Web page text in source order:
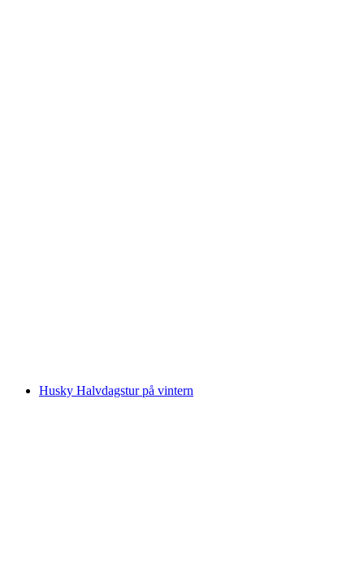
Husky Halvdagstur på vintern